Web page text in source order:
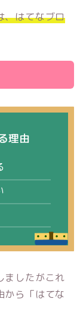
、はてなブロ
理由
ましたがこれ
から「はてな